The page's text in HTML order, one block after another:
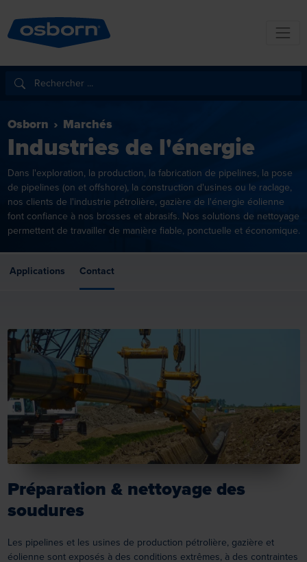
Osborn Marchés
Industries de l'énergie
Dans l'exploration, la production, la fabrication de pipelines, la pose
de pipelines (on et offshore), la construction d'usines ou le raclage,
nos clients de l'industrie pétrolière, gazière de l'énergie éolienne
font confiance à nos brosses et abrasifs. Nos solutions de nettoyage
permettent de travailler de manière fiable, ponctuelle et économique.
Applications Contact
Préparation & nettoyage des
soudures
Les pipelines et les usines de production pétrolière, gazière et
éolienne sont exposés à des conditions extrêmes, à des contraintes